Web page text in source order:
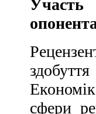
Участь
сфери